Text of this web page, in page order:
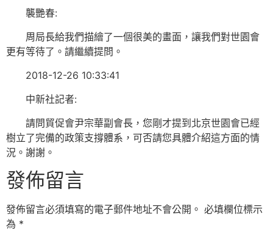
襲艷春:
周局長給我們描繪了一個很美的畫面，讓我們對世園會
更有等待了。請繼續提問。
2018-12-26 10:33:41
中新社記者:
請問貿促會尹宗華副會長，您剛才提到北京世園會已經
樹立了完備的政策支撐體系，可否請您具體介紹這方面的情
況。謝謝。
發佈留言
發佈留言必須填寫的電子郵件地址不會公開。 必填欄位標示
為 *